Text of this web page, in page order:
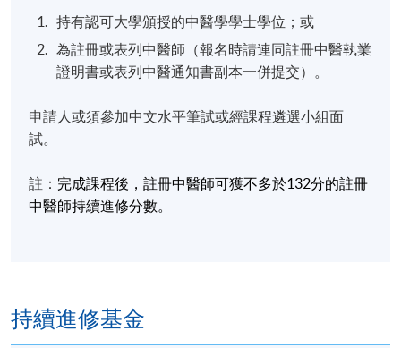
持有認可大學頒授的中醫學學士學位；或
為註冊或表列中醫師（報名時請連同註冊中醫執業
證明書或表列中醫通知書副本一併提交）。
申請人或須參加中文水平筆試或經課程遴選小組面
試。
註： 完成課程後，註冊中醫師可獲不多於132分的註冊
中醫師持續進修分數。
持續進修基金